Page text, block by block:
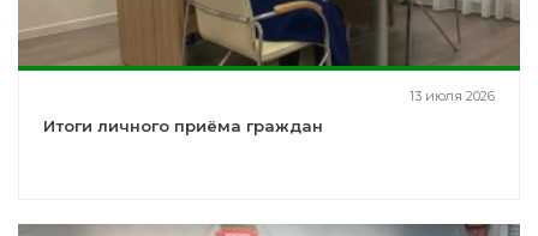
13 июля 2026
Итоги личного приёма граждан